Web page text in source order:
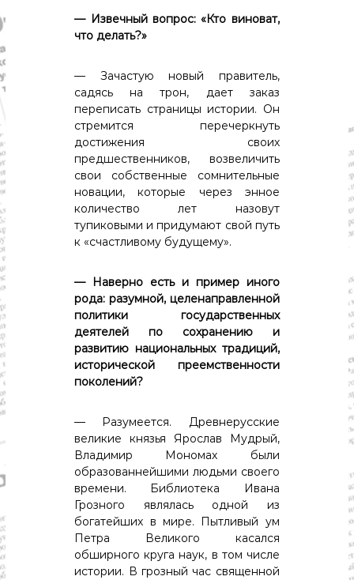
— Извечный вопрос: «Кто виноват,
что делать?»
— Зачастую новый правитель,
садясь на трон, дает заказ
переписать страницы истории. Он
стремится перечеркнуть
достижения своих
предшественников, возвеличить
свои собственные сомнительные
новации, которые через энное
количество лет назовут
тупиковыми и придумают свой путь
к «счастливому будущему».
— Наверно есть и пример иного
рода: разумной, целенаправленной
политики государственных
деятелей по сохранению и
развитию национальных традиций,
исторической преемственности
поколений?
— Разумеется. Древнерусские
великие князья Ярослав Мудрый,
Владимир Мономах были
образованнейшими людьми своего
времени. Библиотека Ивана
Грозного являлась одной из
богатейших в мире. Пытливый ум
Петра Великого касался
обширного круга наук, в том числе
истории. В грозный час священной